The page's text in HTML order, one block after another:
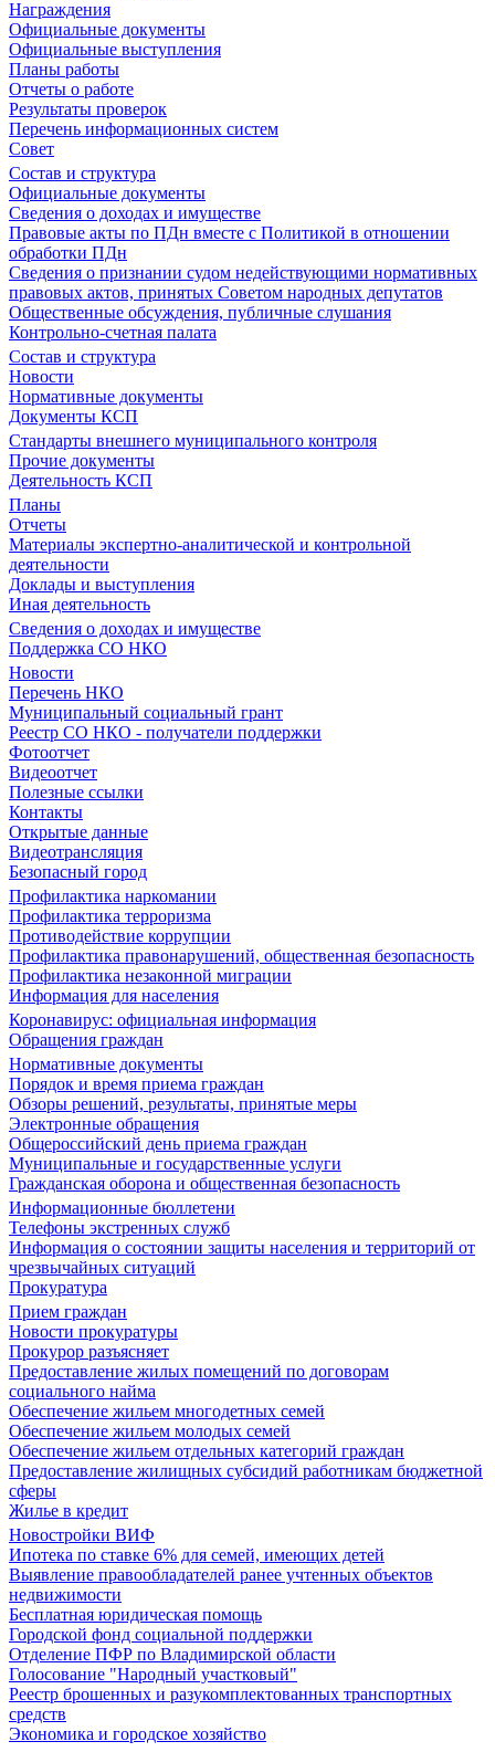
Награждения
Официальные документы
Официальные выступления
Планы работы
Отчеты о работе
Результаты проверок
Перечень информационных систем
Совет
Состав и структура
Официальные документы
Сведения о доходах и имуществе
Правовые акты по ПДн вместе с Политикой в отношении
обработки ПДн
Сведения о признании судом недействующими нормативных
правовых актов, принятых Советом народных депутатов
Общественные обсуждения, публичные слушания
Контрольно-счетная палата
Состав и структура
Новости
Нормативные документы
Документы КСП
Стандарты внешнего муниципального контроля
Прочие документы
Деятельность КСП
Планы
Отчеты
Материалы экспертно-аналитической и контрольной
деятельности
Доклады и выступления
Иная деятельность
Сведения о доходах и имуществе
Поддержка СО НКО
Новости
Перечень НКО
Муниципальный социальный грант
Реестр СО НКО - получатели поддержки
Фотоотчет
Видеоотчет
Полезные ссылки
Контакты
Открытые данные
Видеотрансляция
Безопасный город
Профилактика наркомании
Профилактика терроризма
Противодействие коррупции
Профилактика правонарушений, общественная безопасность
Профилактика незаконной миграции
Информация для населения
Коронавирус: официальная информация
Обращения граждан
Нормативные документы
Порядок и время приема граждан
Обзоры решений, результаты, принятые меры
Электронные обращения
Общероссийский день приема граждан
Муниципальные и государственные услуги
Гражданская оборона и общественная безопасность
Информационные бюллетени
Телефоны экстренных служб
Информация о состоянии защиты населения и территорий от
чрезвычайных ситуаций
Прокуратура
Прием граждан
Новости прокуратуры
Прокурор разъясняет
Предоставление жилых помещений по договорам
социального найма
Обеспечение жильем многодетных семей
Обеспечение жильем молодых семей
Обеспечение жильем отдельных категорий граждан
Предоставление жилищных субсидий работникам бюджетной
сферы
Жилье в кредит
Новостройки ВИФ
Ипотека по ставке 6% для семей, имеющих детей
Выявление правообладателей ранее учтенных объектов
недвижимости
Бесплатная юридическая помощь
Городской фонд социальной поддержки
Отделение ПФР по Владимирской области
Голосование "Народный участковый"
Реестр брошенных и разукомплектованных транспортных
средств
Экономика и городское хозяйство